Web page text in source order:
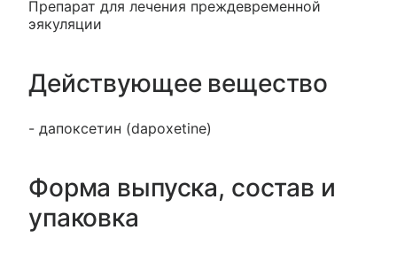
Препарат для лечения преждевременной
эякуляции
Действующее вещество
- дапоксетин (dapoxetine)
Форма выпуска, состав и
упаковка